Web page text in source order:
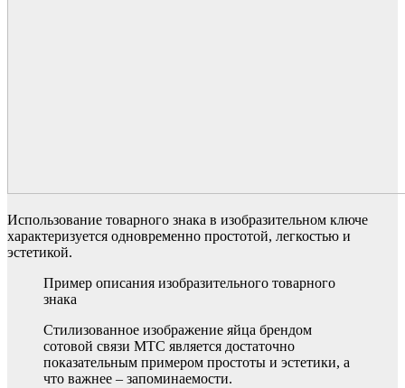
Использование товарного знака в изобразительном ключе
характеризуется одновременно простотой, легкостью и
эстетикой.
Пример описания изобразительного товарного
знака
Стилизованное изображение яйца брендом
сотовой связи МТС является достаточно
показательным примером простоты и эстетики, а
что важнее – запоминаемости.